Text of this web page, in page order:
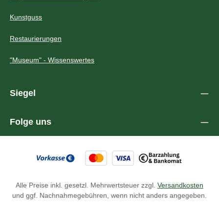
Kunstguss
Restaurierungen
"Museum" - Wissenswertes
Siegel
Folge uns
Alle Preise inkl. gesetzl. Mehrwertsteuer zzgl. Versandkosten
und ggf. Nachnahmegebühren, wenn nicht anders angegeben.